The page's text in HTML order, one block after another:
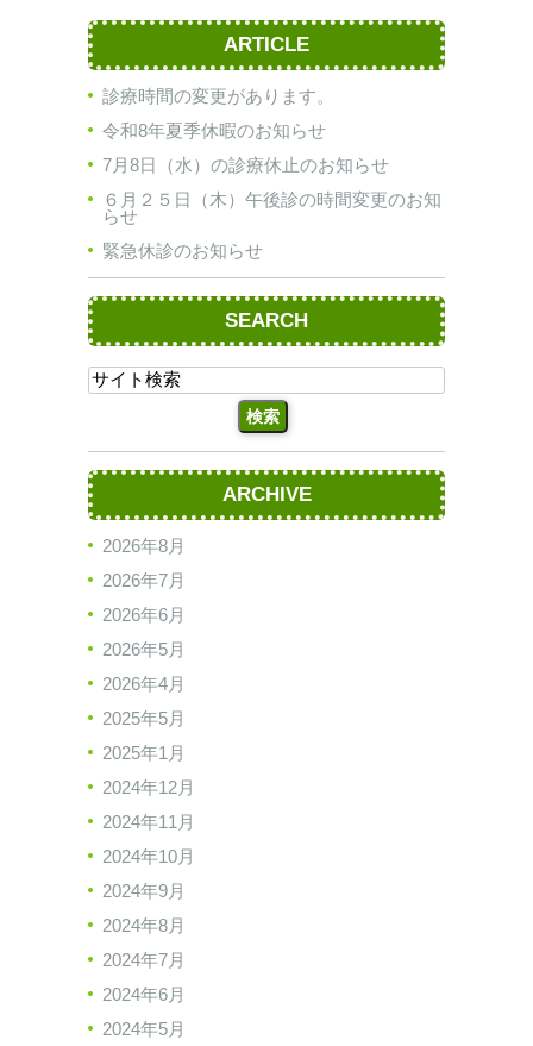
ARTICLE
診療時間の変更があります。
令和8年夏季休暇のお知らせ
7月8日（水）の診療休止のお知らせ
６月２５日（木）午後診の時間変更のお知
らせ
緊急休診のお知らせ
SEARCH
ARCHIVE
2026年8月
2026年7月
2026年6月
2026年5月
2026年4月
2025年5月
2025年1月
2024年12月
2024年11月
2024年10月
2024年9月
2024年8月
2024年7月
2024年6月
2024年5月